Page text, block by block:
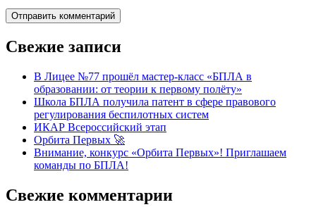
Свежие записи
В Лицее №77 прошёл мастер-класс «БПЛА в
образовании: от теории к первому полёту»
Школа БПЛА получила патент в сфере правового
регулирования беспилотных систем
ИКАР Всероссийский этап
Орбита Первых 🚀
Внимание, конкурс «Орбита Первых»! Приглашаем
команды по БПЛА!
Свежие комментарии